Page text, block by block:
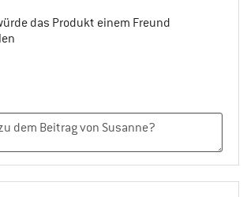
das Produkt einem Freund